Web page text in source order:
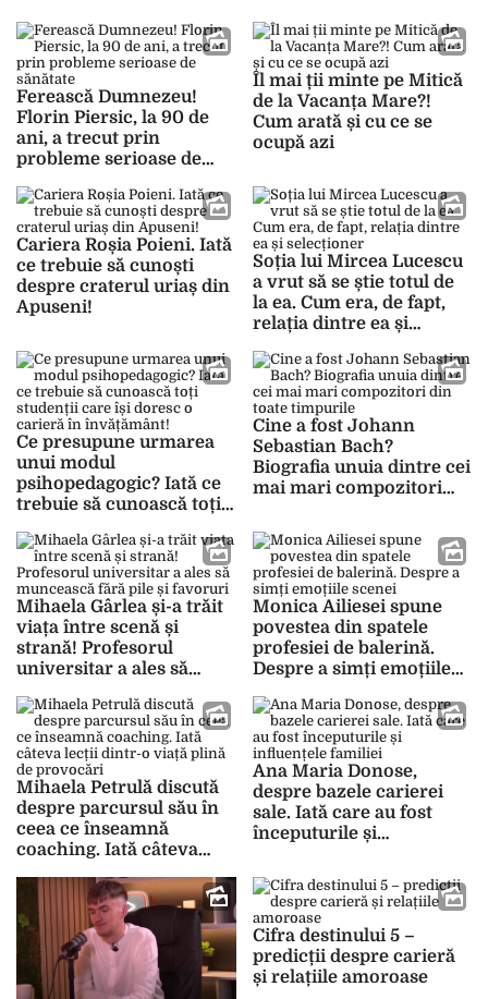
Ferească Dumnezeu!
Florin Piersic, la 90 de
ani, a trecut prin
probleme serioase de
Îl mai ții minte pe Mitică
de la Vacanța Mare?!
Cum arată și cu ce se
ocupă azi
Cariera Roșia Poieni. Iată
ce trebuie să cunoști
despre craterul uriaș din
Apuseni!
Soția lui Mircea Lucescu
a vrut să se știe totul de
la ea. Cum era, de fapt,
relația dintre ea și
Ce presupune urmarea
unui modul
psihopedagogic? Iată ce
trebuie să cunoască toți
o carieră în învățământ!
Cine a fost Johann
Sebastian Bach?
Biografia unuia dintre cei
mai mari compozitori
Mihaela Gârlea și-a trăit
viața între scenă și
strană! Profesorul
universitar a ales să
favoruri
Monica Ailiesei spune
povestea din spatele
profesiei de balerină.
Despre a simți emoțiile
Mihaela Petrulă discută
despre parcursul său în
ceea ce înseamnă
coaching. Iată câteva
de provocări
Ana Maria Donose,
despre bazele carierei
sale. Iată care au fost
începuturile și
Cifra destinului 5 –
predicții despre carieră
și relațiile amoroase